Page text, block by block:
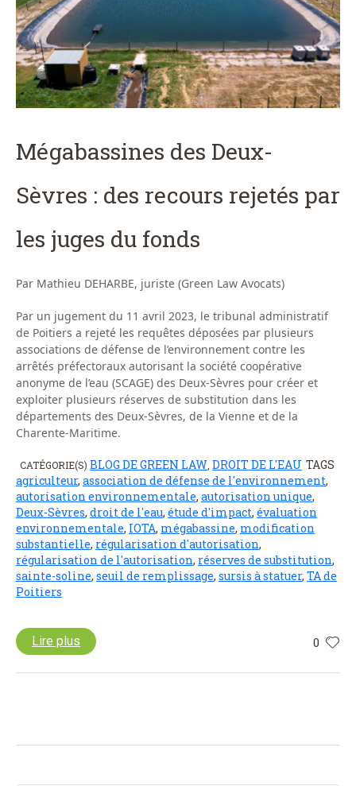
Mégabassines des Deux-
Sèvres : des recours rejetés par
les juges du fonds
Par Mathieu DEHARBE, juriste (Green Law Avocats)
Par un jugement du 11 avril 2023, le tribunal administratif
de Poitiers a rejeté les requêtes déposées par plusieurs
associations de défense de l’environnement contre les
arrêtés préfectoraux autorisant la société coopérative
anonyme de l’eau (SCAGE) des Deux-Sèvres pour créer et
exploiter plusieurs réserves de substitution dans les
départements des Deux-Sèvres, de la Vienne et de la
Charente-Maritime.
CATÉGORIE(S) BLOG DE GREEN LAW DROIT DE L'EAU TAGS
agriculteur, association de défense de l'environnement,
autorisation environnementale, autorisation unique,
Deux-Sèvres, droit de l'eau, étude d'impact, évaluation
environnementale, IOTA, mégabassine, modification
substantielle, régularisation d'autorisation,
régularisation de l'autorisation, réserves de substitution,
sainte-soline, seuil de remplissage, sursis à statuer, TA de
Poitiers
0
Lire plus